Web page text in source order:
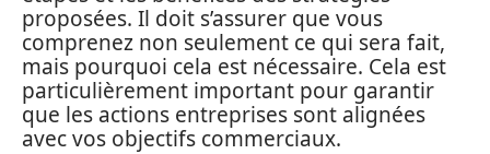
proposées. Il doit s’assurer que vous
comprenez non seulement ce qui sera fait,
mais pourquoi cela est nécessaire. Cela est
particulièrement important pour garantir
que les actions entreprises sont alignées
avec vos objectifs commerciaux.